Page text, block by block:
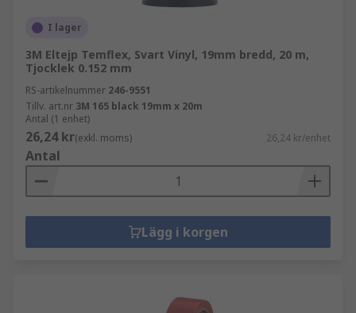
färg. Rörmokare använder PTFE-tejp för att täta
rörgängor och elektriker använder isoleringstejp
för att täcka ledningar och kablar.
I lager
3M Eltejp Temflex, Svart Vinyl, 19mm bredd, 20 m,
Tjocklek 0.152 mm
RS-artikelnummer 246-9551
Tillv. art.nr 3M 165 black 19mm x 20m
Antal (1 enhet)
26,24 kr(exkl. moms) 26,24 kr/enhet
Antal
Lägg i korgen